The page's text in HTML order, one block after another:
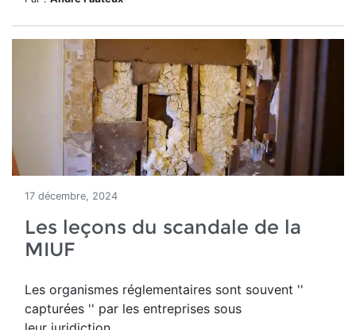
17 décembre, 2024
Les leçons du scandale de la
MIUF
Les organismes réglementaires sont souvent ''
capturées '' par les entreprises sous